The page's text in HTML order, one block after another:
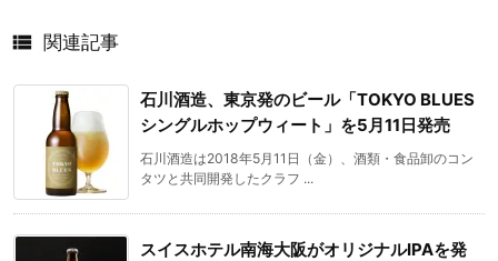
 関連記事
石川酒造、東京発のビール「TOKYO BLUES
シングルホップウィート」を5月11日発売
石川酒造は2018年5月11日（金）、酒類・食品卸のコン
タツと共同開発したクラフ ...
スイスホテル南海大阪がオリジナルIPAを発